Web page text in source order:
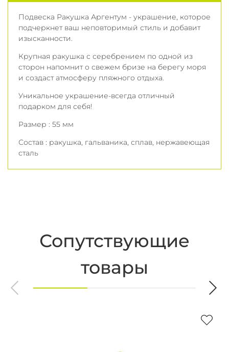
Подвеска Ракушка Аргентум - украшение, которое
подчеркнет ваш неповторимый стиль и добавит
изысканности.
Крупная ракушка с серебрением по одной из
сторон напомнит о свежем бризе на берегу моря
и создаст атмосферу пляжного отдыха.
Уникальное украшение-всегда отличный
подарком для себя!
Размер : 55 мм
Состав : ракушка, гальваника, сплав, нержавеющая
сталь
Сопутствующие
товары